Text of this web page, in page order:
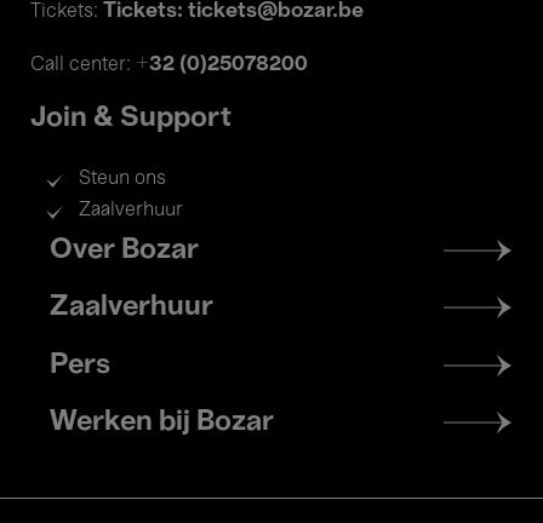
Tickets: Tickets: tickets@bozar.be
Call center: +32 (0)25078200
Join & Support
Steun ons
Zaalverhuur
Footer
menu
Over Bozar
Zaalverhuur
Pers
Werken bij Bozar